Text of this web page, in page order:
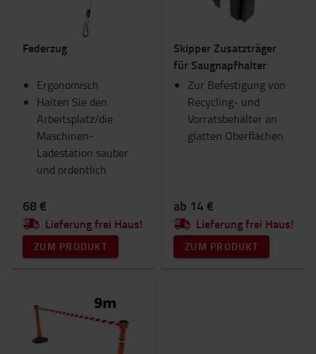
Federzug
Ergonomisch
Halten Sie den
Arbeitsplatz/die
Maschinen-
Ladestation sauber
und ordentlich
68 €
Lieferung frei Haus!
ZUM PRODUKT
Skipper Zusatzträger
für Saugnapfhalter
Zur Befestigung von
Recycling- und
Vorratsbehälter an
glatten Oberflächen
ab 14 €
Lieferung frei Haus!
ZUM PRODUKT